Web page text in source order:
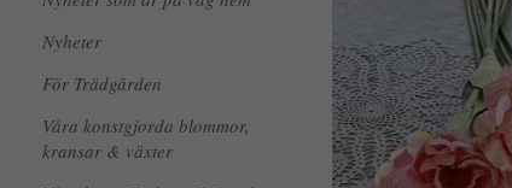
Nyheter
För Trädgården
Våra konstgjorda blommor,
kransar & växter